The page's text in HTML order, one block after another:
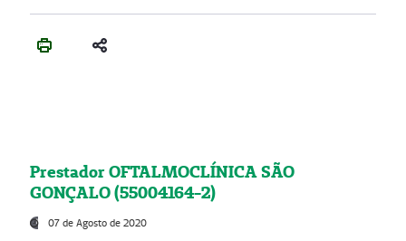
Prestador OFTALMOCLÍNICA SÃO
GONÇALO (55004164-2)
07 de Agosto de 2020